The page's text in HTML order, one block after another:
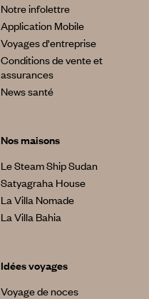
Notre infolettre
Application Mobile
Voyages d'entreprise
Conditions de vente et
assurances
News santé
Nos maisons
Le Steam Ship Sudan
Satyagraha House
La Villa Nomade
La Villa Bahia
Idées voyages
Voyage de noces